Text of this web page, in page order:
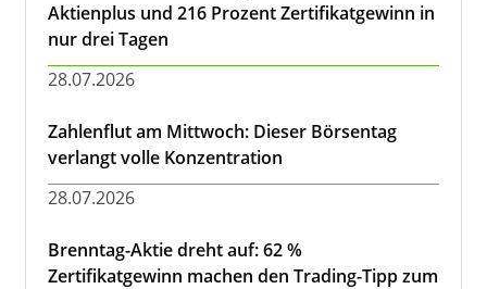
Aktienplus und 216 Prozent Zertifikatgewinn in
nur drei Tagen
28.07.2026
Zahlenflut am Mittwoch: Dieser Börsentag
verlangt volle Konzentration
28.07.2026
Brenntag-Aktie dreht auf: 62 %
Zertifikatgewinn machen den Trading-Tipp zum